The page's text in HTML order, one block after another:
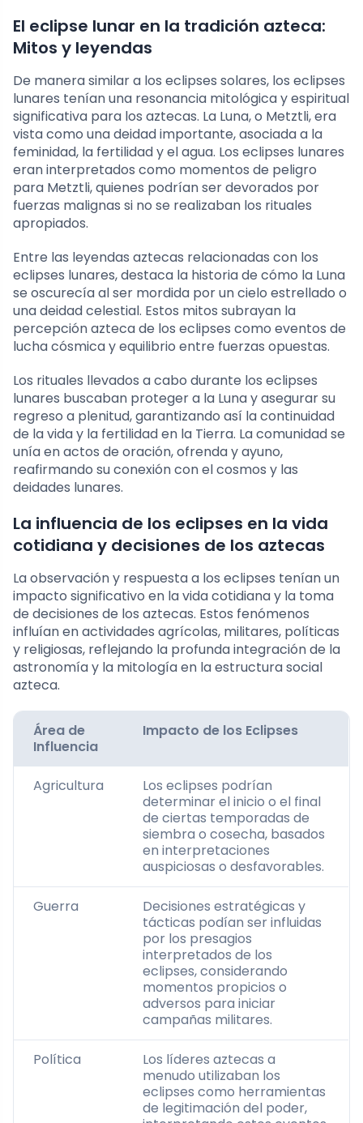
El eclipse lunar en la tradición azteca:
Mitos y leyendas
De manera similar a los eclipses solares, los eclipses
lunares tenían una resonancia mitológica y espiritual
significativa para los aztecas. La Luna, o Metztli, era
vista como una deidad importante, asociada a la
feminidad, la fertilidad y el agua. Los eclipses lunares
eran interpretados como momentos de peligro
para Metztli, quienes podrían ser devorados por
fuerzas malignas si no se realizaban los rituales
apropiados.
Entre las leyendas aztecas relacionadas con los
eclipses lunares, destaca la historia de cómo la Luna
se oscurecía al ser mordida por un cielo estrellado o
una deidad celestial. Estos mitos subrayan la
percepción azteca de los eclipses como eventos de
lucha cósmica y equilibrio entre fuerzas opuestas.
Los rituales llevados a cabo durante los eclipses
lunares buscaban proteger a la Luna y asegurar su
regreso a plenitud, garantizando así la continuidad
de la vida y la fertilidad en la Tierra. La comunidad se
unía en actos de oración, ofrenda y ayuno,
reafirmando su conexión con el cosmos y las
deidades lunares.
La influencia de los eclipses en la vida
cotidiana y decisiones de los aztecas
La observación y respuesta a los eclipses tenían un
impacto significativo en la vida cotidiana y la toma
de decisiones de los aztecas. Estos fenómenos
influían en actividades agrícolas, militares, políticas
y religiosas, reflejando la profunda integración de la
astronomía y la mitología en la estructura social
azteca.
Área de
Influencia
Impacto de los Eclipses
Agricultura
Los eclipses podrían
determinar el inicio o el final
de ciertas temporadas de
siembra o cosecha, basados
en interpretaciones
auspiciosas o desfavorables.
Guerra
Decisiones estratégicas y
tácticas podían ser influidas
por los presagios
interpretados de los
eclipses, considerando
momentos propicios o
adversos para iniciar
campañas militares.
Política
Los líderes aztecas a
menudo utilizaban los
eclipses como herramientas
de legitimación del poder,